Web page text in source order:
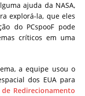
ajuda da NASA,
explorá-la, que eles
do PCspooF pode
críticos em uma
a equipe usou o
dos EUA para
de Redirecionamento